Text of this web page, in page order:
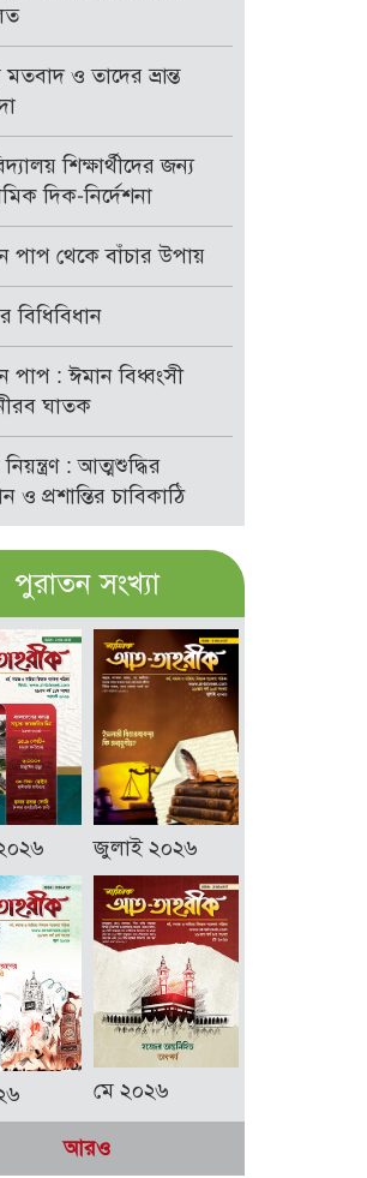
ও তাদের ভ্রান্ত
শিক্ষার্থীদের জন্য
দিক-নির্দেশনা
পাপ থেকে বাঁচার উপায়
বিধিবিধান
পাপ : ঈমান বিধ্বংসী
ঘাতক
: আত্মশুদ্ধির
ও প্রশান্তির চাবিকাঠি
পুরাতন সংখ্যা
জুলাই ২০২৬
মে ২০২৬
আরও